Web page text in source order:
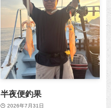
半夜便釣果
2026年7月31日